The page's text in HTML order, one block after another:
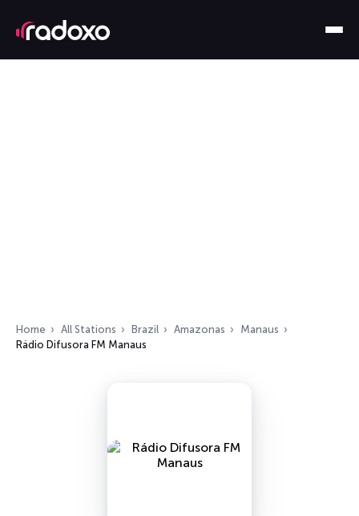
Home All Stations Brazil Amazonas
Manaus
Rádio Difusora FM Manaus